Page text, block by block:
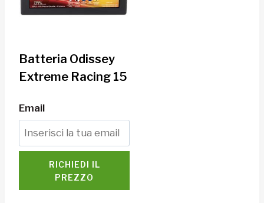
Batteria Odissey
Extreme Racing 15
Email
RICHIEDI IL
PREZZO